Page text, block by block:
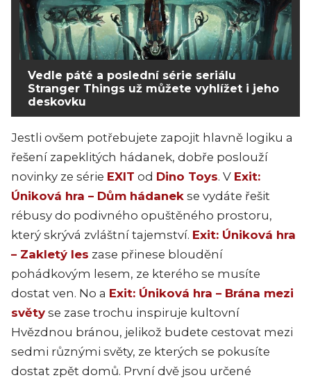
Vedle páté a poslední série seriálu
Stranger Things už můžete vyhlížet i jeho
deskovku
Jestli ovšem potřebujete zapojit hlavně logiku a
řešení zapeklitých hádanek, dobře poslouží
novinky ze série EXIT od Dino Toys. V Exit:
Úniková hra – Dům hádanek se vydáte řešit
rébusy do podivného opuštěného prostoru,
který skrývá zvláštní tajemství. Exit: Úniková hra
– Zakletý les zase přinese bloudění
pohádkovým lesem, ze kterého se musíte
dostat ven. No a Exit: Úniková hra – Brána mezi
světy se zase trochu inspiruje kultovní
Hvězdnou bránou, jelikož budete cestovat mezi
sedmi různými světy, ze kterých se pokusíte
dostat zpět domů. První dvě jsou určené